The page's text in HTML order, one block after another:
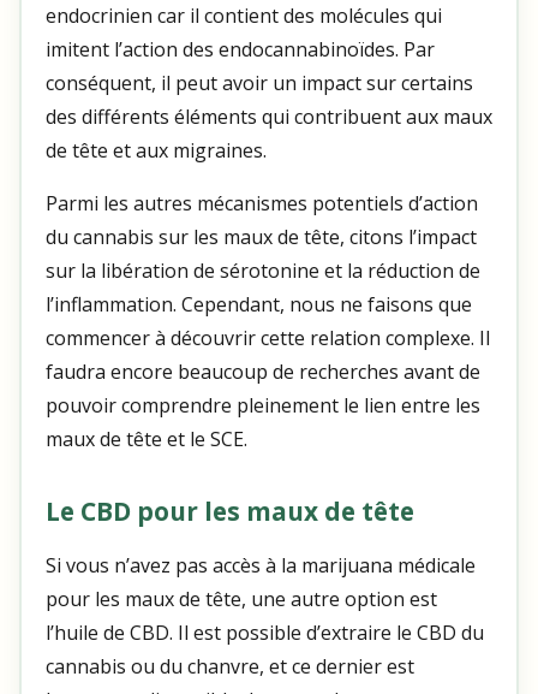
endocrinien car il contient des molécules qui
imitent l’action des endocannabinoïdes. Par
conséquent, il peut avoir un impact sur certains
des différents éléments qui contribuent aux maux
de tête et aux migraines.
Parmi les autres mécanismes potentiels d’action
du cannabis sur les maux de tête, citons l’impact
sur la libération de sérotonine et la réduction de
l’inflammation. Cependant, nous ne faisons que
commencer à découvrir cette relation complexe. Il
faudra encore beaucoup de recherches avant de
pouvoir comprendre pleinement le lien entre les
maux de tête et le SCE.
Le CBD pour les maux de tête
Si vous n’avez pas accès à la marijuana médicale
pour les maux de tête, une autre option est
l’huile de CBD. Il est possible d’extraire le CBD du
cannabis ou du chanvre, et ce dernier est